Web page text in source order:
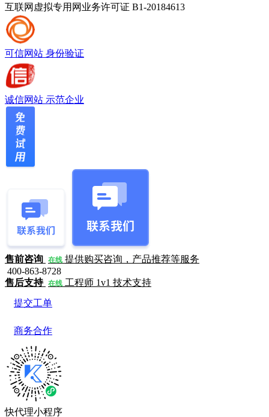
互联网虚拟专用网业务许可证 B1-20184613
可信网站 身份验证
诚信网站 示范企业
售前咨询 在线 提供购买咨询，产品推荐等服务
400-863-8728
售后支持 在线 工程师 1v1 技术支持
提交工单
商务合作
快代理小程序